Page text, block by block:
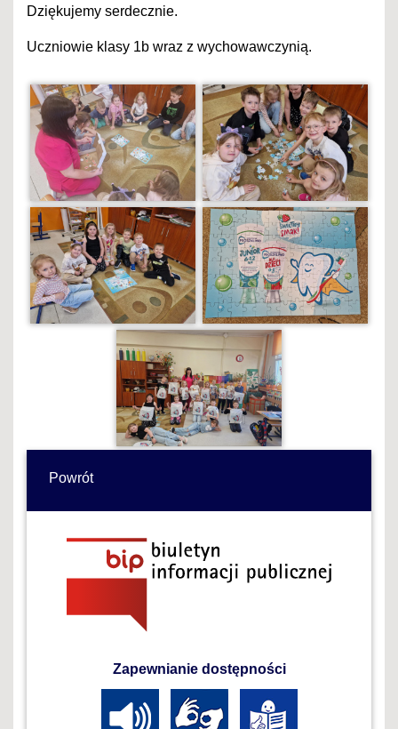
Dziękujemy serdecznie.
Uczniowie klasy 1b wraz z wychowawczynią.
Powrót
Zapewnianie dostępności